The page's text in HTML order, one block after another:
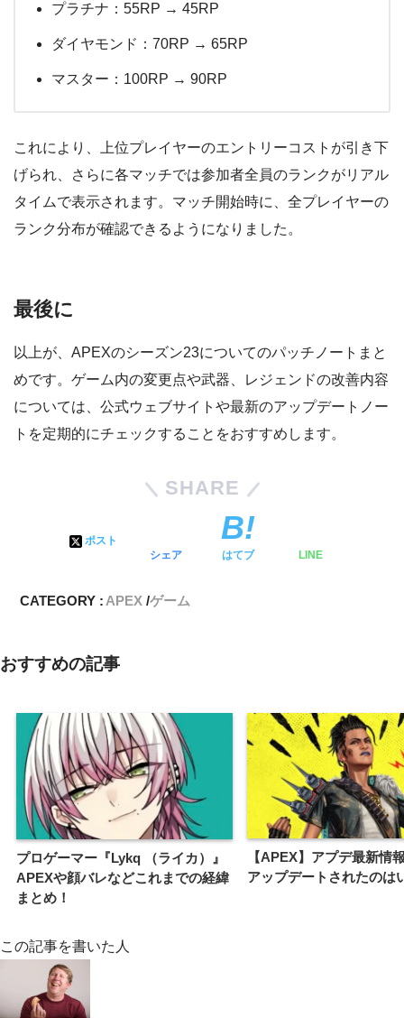
プラチナ：55RP → 45RP
ダイヤモンド：70RP → 65RP
マスター：100RP → 90RP
これにより、上位プレイヤーのエントリーコストが引き下
げられ、さらに各マッチでは参加者全員のランクがリアル
タイムで表示されます。マッチ開始時に、全プレイヤーの
ランク分布が確認できるようになりました。
最後に
以上が、APEXのシーズン23についてのパッチノートまと
めです。ゲーム内の変更点や武器、レジェンドの改善内容
については、公式ウェブサイトや最新のアップデートノー
トを定期的にチェックすることをおすすめします。
SHARE
ポスト
シェア
はてブ LINE
CATEGORY : APEX ゲーム
おすすめの記事
プロゲーマー『Lykq （ライカ）』
APEXや顔バレなどこれまでの経緯
まとめ！
【APEX】アプデ最新情
アップデートされたのは
この記事を書いた人